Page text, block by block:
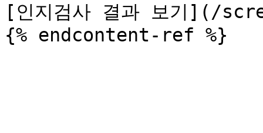
[인지검사 결과 보기](/